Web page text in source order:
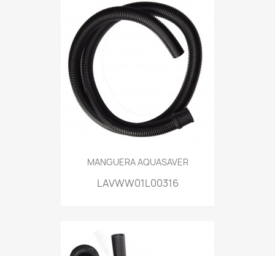
MANGUERA AQUASAVER
LAVWW01L00316